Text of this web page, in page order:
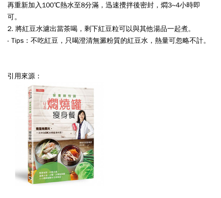
再重新加入100℃熱水至8分滿，迅速攪拌後密封，燜3~4小時即
可。
2. 將紅豆水濾出當茶喝，剩下紅豆粒可以與其他湯品一起煮。
- Tips：不吃紅豆，只喝澄清無澱粉質的紅豆水，熱量可忽略不計。
引用來源：